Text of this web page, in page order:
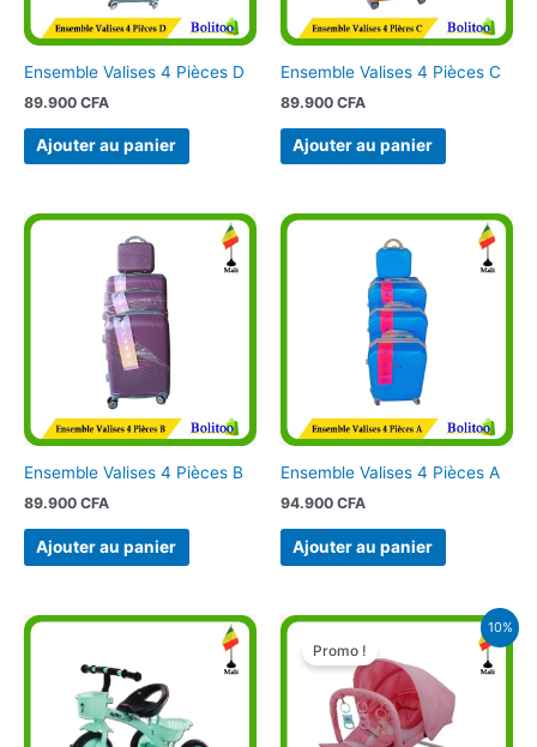
Ensemble Valises 4 Pièces D
89.900 CFA
Ajouter au panier
Ensemble Valises 4 Pièces C
89.900 CFA
Ajouter au panier
Ensemble Valises 4 Pièces B
89.900 CFA
Ajouter au panier
Ensemble Valises 4 Pièces A
94.900 CFA
Ajouter au panier
10%
Promo !
Le
initial
était :
49.900 CFA.
Le
prix
actuel
est :
45.000